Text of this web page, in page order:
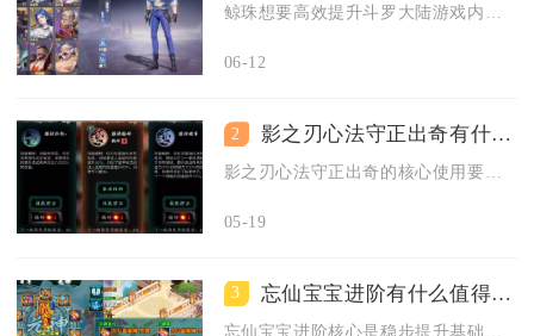
鲸珠想要高效提升斗罗大陆游戏内角色属性，核心路径分为品质进阶...
06-12
2 影之刃心法守正出奇有什么使用要点
05-19
3 忘仙宝宝进阶有什么值得说的